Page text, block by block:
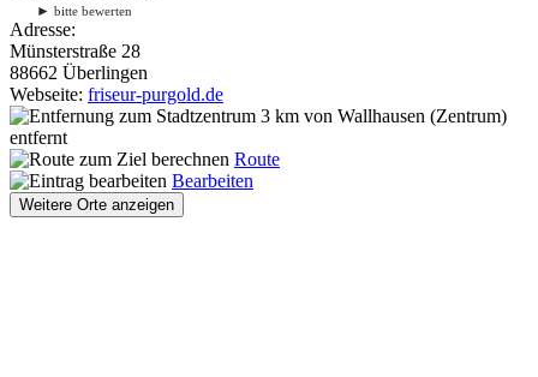
► bitte bewerten
Adresse:
Münsterstraße 28
88662 Überlingen
Webseite: friseur-purgold.de
3 km von Wallhausen (Zentrum)
entfernt
Route
Bearbeiten
Weitere Orte anzeigen